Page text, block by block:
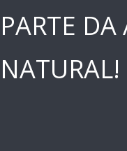
PARTE
NATURAL!